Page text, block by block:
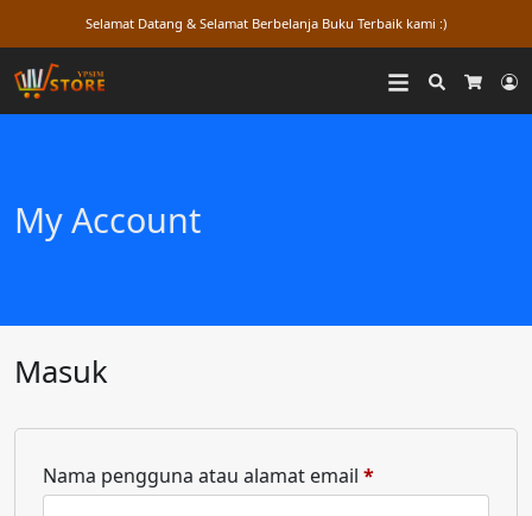
Selamat Datang & Selamat Berbelanja Buku Terbaik kami :)
Search
My Account
Masuk
Nama pengguna atau alamat email *